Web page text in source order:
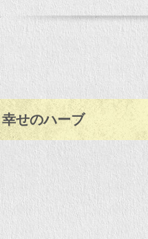
幸せのハーブ